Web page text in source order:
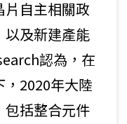
自主相關政
以及新建產能
認為，在
2020年大陸
包括整合元件